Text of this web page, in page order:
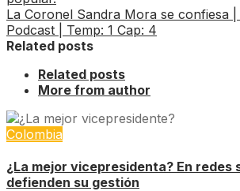
La Coronel Sandra Mora se confiesa
Podcast | Temp: 1 Cap: 4
Related posts
Related posts
More from author
Colombia
¿La mejor vicepresidenta? En redes
defienden su gestión